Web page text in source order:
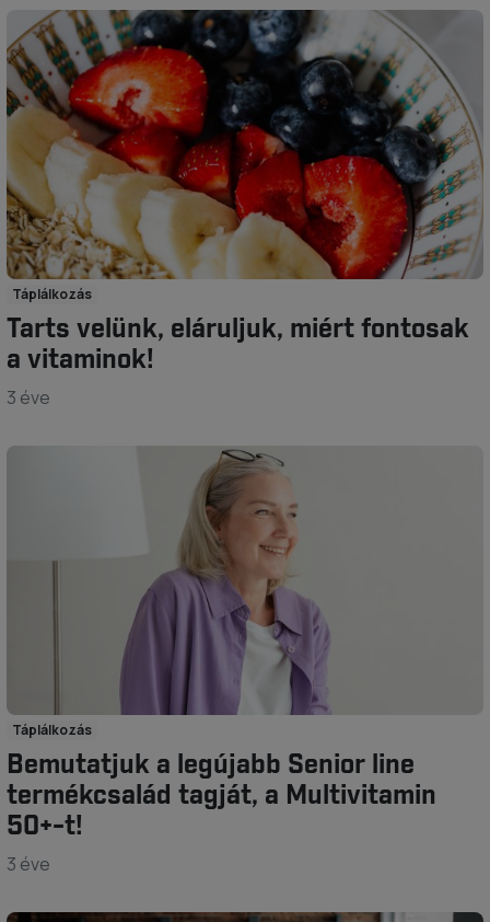
Táplálkozás
Tarts velünk, eláruljuk, miért fontosak
a vitaminok!
3 éve
Táplálkozás
Bemutatjuk a legújabb Senior line
termékcsalád tagját, a Multivitamin
50+-t!
3 éve